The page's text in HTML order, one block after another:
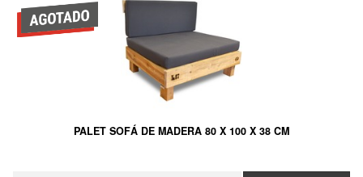
PALET SOFÁ DE MADERA 80 X 100 X 38 CM